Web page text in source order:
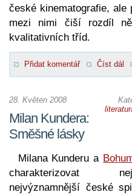
české kinematografie, ale
mezi nimi čiší rozdíl
kvalitativních tříd.
Přidat komentář Číst dál
28. Květen 2008
Milan Kundera:
Směšné lásky
Milana Kunderu a
charakterizovat
nejvýznamnější české